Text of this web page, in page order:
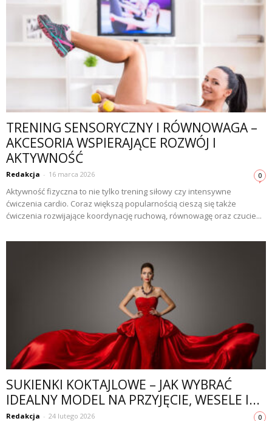
TRENING SENSORYCZNY I RÓWNOWAGA –
AKCESORIA WSPIERAJĄCE ROZWÓJ I
AKTYWNOŚĆ
Redakcja - 16 marca 2026 0
Aktywność fizyczna to nie tylko trening siłowy czy intensywne
ćwiczenia cardio. Coraz większą popularnością cieszą się także
ćwiczenia rozwijające koordynację ruchową, równowagę oraz czucie...
SUKIENKI KOKTAJLOWE – JAK WYBRAĆ
IDEALNY MODEL NA PRZYJĘCIE, WESELE I...
Redakcja - 24 lutego 2026 0